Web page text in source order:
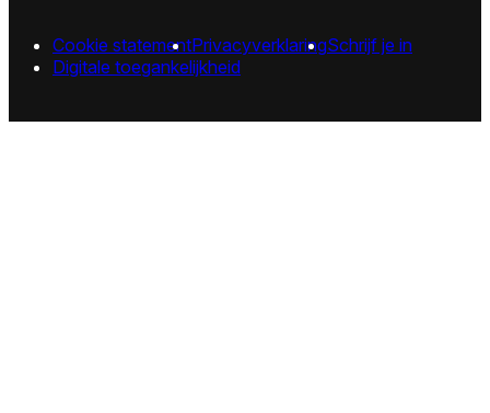
Cookie statementPrivacyverklaringSchrijf je in
Digitale toegankelijkheid